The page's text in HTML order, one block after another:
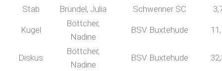
Stab Bründel, Julia Schweriner SC
Kugel
Böttcher,
Nadine
BSV Buxtehude
Diskus
Böttcher,
Nadine
BSV Buxtehude